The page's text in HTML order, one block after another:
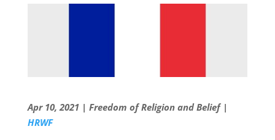
Apr 10, 2021 | Freedom of Religion and Belief |
HRWF